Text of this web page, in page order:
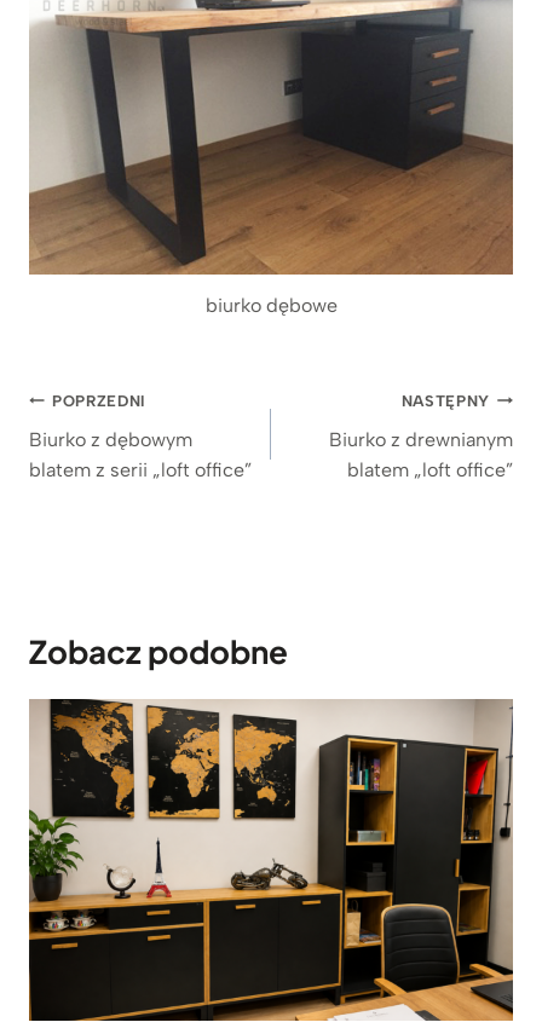
biurko dębowe
Nawigacja
wpisu
POPRZEDNI
Biurko z dębowym
blatem z serii „loft office”
NASTĘPNY
Biurko z drewnianym
blatem „loft office”
Zobacz podobne